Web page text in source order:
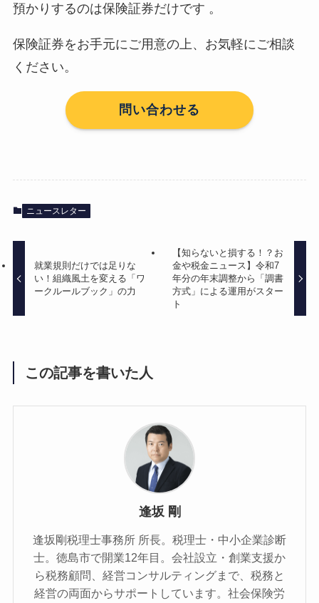
預かりするのは保険証券だけです 。
保険証券をお手元にご用意の上、お気軽にご相談
ください。
問い合わせる
ニュースレター
就業規則だけでは足りな
い！組織風土を変える「ワ
ークルールブック」の力
【知らないと損する！？お
金や税金ニュース】令和7
年分の年末調整から「調書
方式」による運用がスター
ト
この記事を書いた人
逢坂 剛
逢坂剛税理士事務所 所長。税理士・中小企業診断
士。徳島市で開業12年目。会社設立・創業支援か
ら税務顧問、経営コンサルティングまで、税務と
経営の両面からサポートしています。社会保険労